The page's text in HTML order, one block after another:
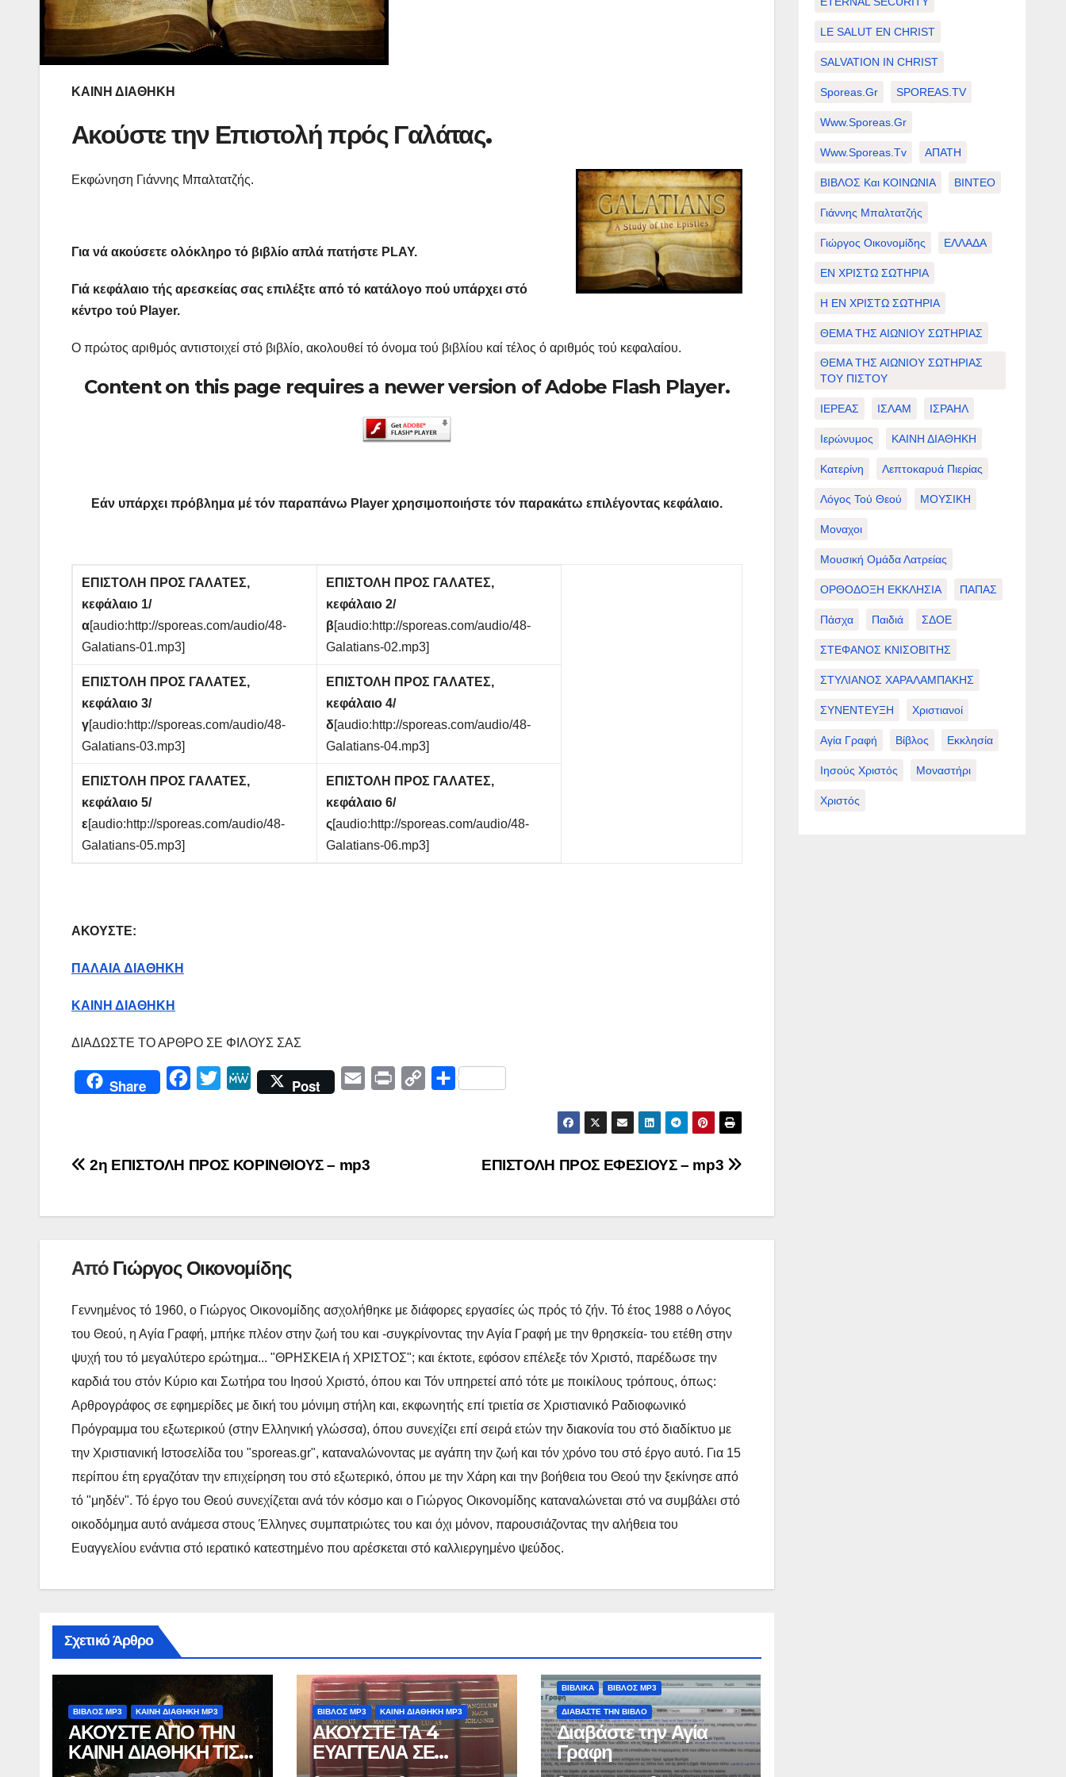
ΚΑΙΝΗ ΔΙΑΘΗΚΗ
Ακούστε την Επιστολή πρός Γαλάτας.
Εκφώνηση Γιάννης Μπαλτατζής.
Για νά ακούσετε ολόκληρο τό βιβλίο απλά πατήστε PLAY.
Γιά κεφάλαιο τής αρεσκείας σας επιλέξτε από τό κατάλογο πού υπάρχει στό
κέντρο τού Player.
Ο πρώτος αριθμός αντιστοιχεί στό βιβλίο, ακολουθεί τό όνομα τού βιβλίου καί τέλος ό αριθμός τού κεφαλαίου.
Content on this page requires a newer version of Adobe Flash Player.
Εάν υπάρχει πρόβλημα μέ τόν παραπάνω Player χρησιμοποιήστε τόν παρακάτω επιλέγοντας κεφάλαιο.
ΕΠΙΣΤΟΛΗ ΠΡΟΣ ΓΑΛΑΤΕΣ,
κεφάλαιο 1/
α[audio:http://sporeas.com/audio/48-
Galatians-01.mp3]
ΕΠΙΣΤΟΛΗ ΠΡΟΣ ΓΑΛΑΤΕΣ,
κεφάλαιο 2/
β[audio:http://sporeas.com/audio/48-
Galatians-02.mp3]
ΕΠΙΣΤΟΛΗ ΠΡΟΣ ΓΑΛΑΤΕΣ,
κεφάλαιο 3/
γ[audio:http://sporeas.com/audio/48-
Galatians-03.mp3]
ΕΠΙΣΤΟΛΗ ΠΡΟΣ ΓΑΛΑΤΕΣ,
κεφάλαιο 4/
δ[audio:http://sporeas.com/audio/48-
Galatians-04.mp3]
ΕΠΙΣΤΟΛΗ ΠΡΟΣ ΓΑΛΑΤΕΣ,
κεφάλαιο 5/
ε[audio:http://sporeas.com/audio/48-
Galatians-05.mp3]
ΕΠΙΣΤΟΛΗ ΠΡΟΣ ΓΑΛΑΤΕΣ,
κεφάλαιο 6/
ς[audio:http://sporeas.com/audio/48-
Galatians-06.mp3]
ΑΚΟΥΣΤΕ:
ΠΑΛΑΙΑ ΔΙΑΘΗΚΗ
ΚΑΙΝΗ ΔΙΑΘΗΚΗ
ΔΙΑΔΩΣΤΕ ΤΟ ΑΡΘΡΟ ΣΕ ΦΙΛΟΥΣ ΣΑΣ
Share
b
o
t
r
M
Post
l
n
Μ
τ
ε
Πλοήγηση
ΕΠΙΣΤΟΛΗ ΠΡΟΣ ΕΦΕΣΙΟΥΣ – mp3
2η ΕΠΙΣΤΟΛΗ ΠΡΟΣ ΚΟΡΙΝΘΙΟΥΣ – mp3
Από Γιώργος Οικονομίδης
Γεννημένος τό 1960, ο Γιώργος Οικονομίδης ασχολήθηκε με διάφορες εργασίες ώς πρός τό ζήν. Τό έτος 1988 ο Λόγος
του Θεού, η Αγία Γραφή, μπήκε πλέον στην ζωή του και -συγκρίνοντας την Αγία Γραφή με την θρησκεία- του ετέθη στην
ψυχή του τό μεγαλύτερο ερώτημα... "ΘΡΗΣΚΕΙΑ ή ΧΡΙΣΤΟΣ"; και έκτοτε, εφόσον επέλεξε τόν Χριστό, παρέδωσε την
καρδιά του στόν Κύριο και Σωτήρα του Ιησού Χριστό, όπου και Τόν υπηρετεί από τότε με ποικίλους τρόπους, όπως:
Αρθρογράφος σε εφημερίδες με δική του μόνιμη στήλη και, εκφωνητής επί τριετία σε Χριστιανικό Ραδιοφωνικό
Πρόγραμμα του εξωτερικού (στην Ελληνική γλώσσα), όπου συνεχίζει επί σειρά ετών την διακονία του στό διαδίκτυο με
την Χριστιανική Ιστοσελίδα του "sporeas.gr", καταναλώνοντας με αγάπη την ζωή και τόν χρόνο του στό έργο αυτό. Για 15
περίπου έτη εργαζόταν την επιχείρηση του στό εξωτερικό, όπου με την Χάρη και την βοήθεια του Θεού την ξεκίνησε από
τό "μηδέν". Τό έργο του Θεού συνεχίζεται ανά τόν κόσμο και ο Γιώργος Οικονομίδης καταναλώνεται στό να συμβάλει στό
οικοδόμημα αυτό ανάμεσα στους Έλληνες συμπατριώτες του και όχι μόνον, παρουσιάζοντας την αλήθεια του
Ευαγγελίου ενάντια στό ιερατικό κατεστημένο που αρέσκεται στό καλλιεργημένο ψεύδος.
Σχετικό Άρθρο
ΒΙΒΛΟΣ MP3 ΚΑΙΝΗ ΔΙΑΘΗΚΗ MP3
ΑΚΟΥΣΤΕ ΑΠΟ ΤΗΝ
ΚΑΙΝΗ ΔΙΑΘΗΚΗ ΤΙΣ
ΕΠΙΣΤΟΛΕΣ ΚΑΙ ΤΗΝ
ΒΙΒΛΟΣ MP3 ΚΑΙΝΗ ΔΙΑΘΗΚΗ MP3
ΑΚΟΥΣΤΕ ΤΑ 4
ΕΥΑΓΓΕΛΙΑ ΣΕ
ΜΟΡΦΗ mp3
ΒΙΒΛΙΚΑ ΒΙΒΛΟΣ MP3
ΔΙΑΒΑΣΤΕ ΤΗΝ ΒΙΒΛΟ
Διαβάστε την Αγία
Γραφη
LE SALUT EN CHRIST
SALVATION IN CHRIST
Sporeas.gr SPOREAS.TV
Www.sporeas.gr
Www.sporeas.tv ΑΠΑΤΗ
ΒΙΒΛΟΣ Και ΚΟΙΝΩΝΙΑ ΒΙΝΤΕΟ
Γιάννης Μπαλτατζής
Γιώργος Οικονομίδης ΕΛΛΑΔΑ
ΕΝ ΧΡΙΣΤΩ ΣΩΤΗΡΙΑ
Η ΕΝ ΧΡΙΣΤΩ ΣΩΤΗΡΙΑ
ΘΕΜΑ ΤΗΣ ΑΙΩΝΙΟΥ ΣΩΤΗΡΙΑΣ
ΘΕΜΑ ΤΗΣ ΑΙΩΝΙΟΥ ΣΩΤΗΡΙΑΣ
ΤΟΥ ΠΙΣΤΟΥ
ΙΕΡΕΑΣ ΙΣΛΑΜ ΙΣΡΑΗΛ
Ιερώνυμος ΚΑΙΝΗ ΔΙΑΘΗΚΗ
Κατερίνη Λεπτοκαρυά Πιερίας
Λόγος Τού Θεού ΜΟΥΣΙΚΗ
Μοναχοι
Μουσική Ομάδα Λατρείας
ΟΡΘΟΔΟΞΗ ΕΚΚΛΗΣΙΑ ΠΑΠΑΣ
Πάσχα Παιδιά ΣΔΟΕ
ΣΤΕΦΑΝΟΣ ΚΝΙΣΟΒΙΤΗΣ
ΣΤΥΛΙΑΝΟΣ ΧΑΡΑΛΑΜΠΑΚΗΣ
ΣΥΝΕΝΤΕΥΞΗ Χριστιανοί
Αγία Γραφή Βίβλος Εκκλησία
Ιησούς Χριστός Μοναστήρι
Χριστός